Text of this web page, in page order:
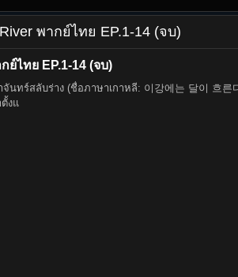
พากย์ไทย EP.1-14 (จบ)
ย์ไทย EP.1-14 (จบ)
นทร์สลับร่าง (ชื่อภาษาเกาหลี: 이강에는 달이 흐
งแ